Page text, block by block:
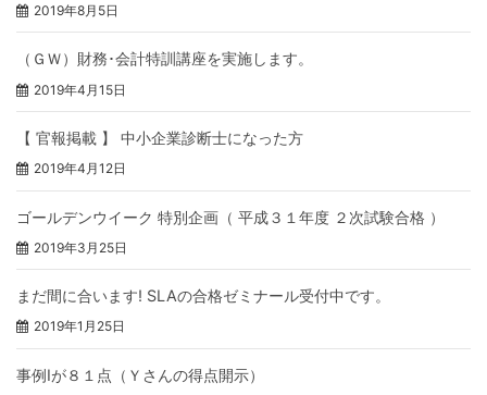
2019年8月5日
（ＧＷ）財務･会計特訓講座を実施します。
2019年4月15日
【 官報掲載 】 中小企業診断士になった方
2019年4月12日
ゴールデンウイーク 特別企画（ 平成３１年度 ２次試験合格 ）
2019年3月25日
まだ間に合います! SLAの合格ゼミナール受付中です。
2019年1月25日
事例Ⅰが８１点（Ｙさんの得点開示）